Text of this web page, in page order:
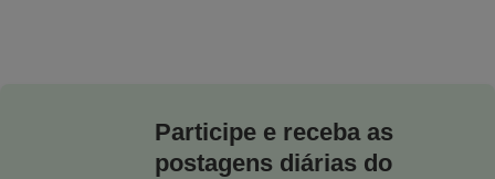
Participe e receba as
postagens diárias do